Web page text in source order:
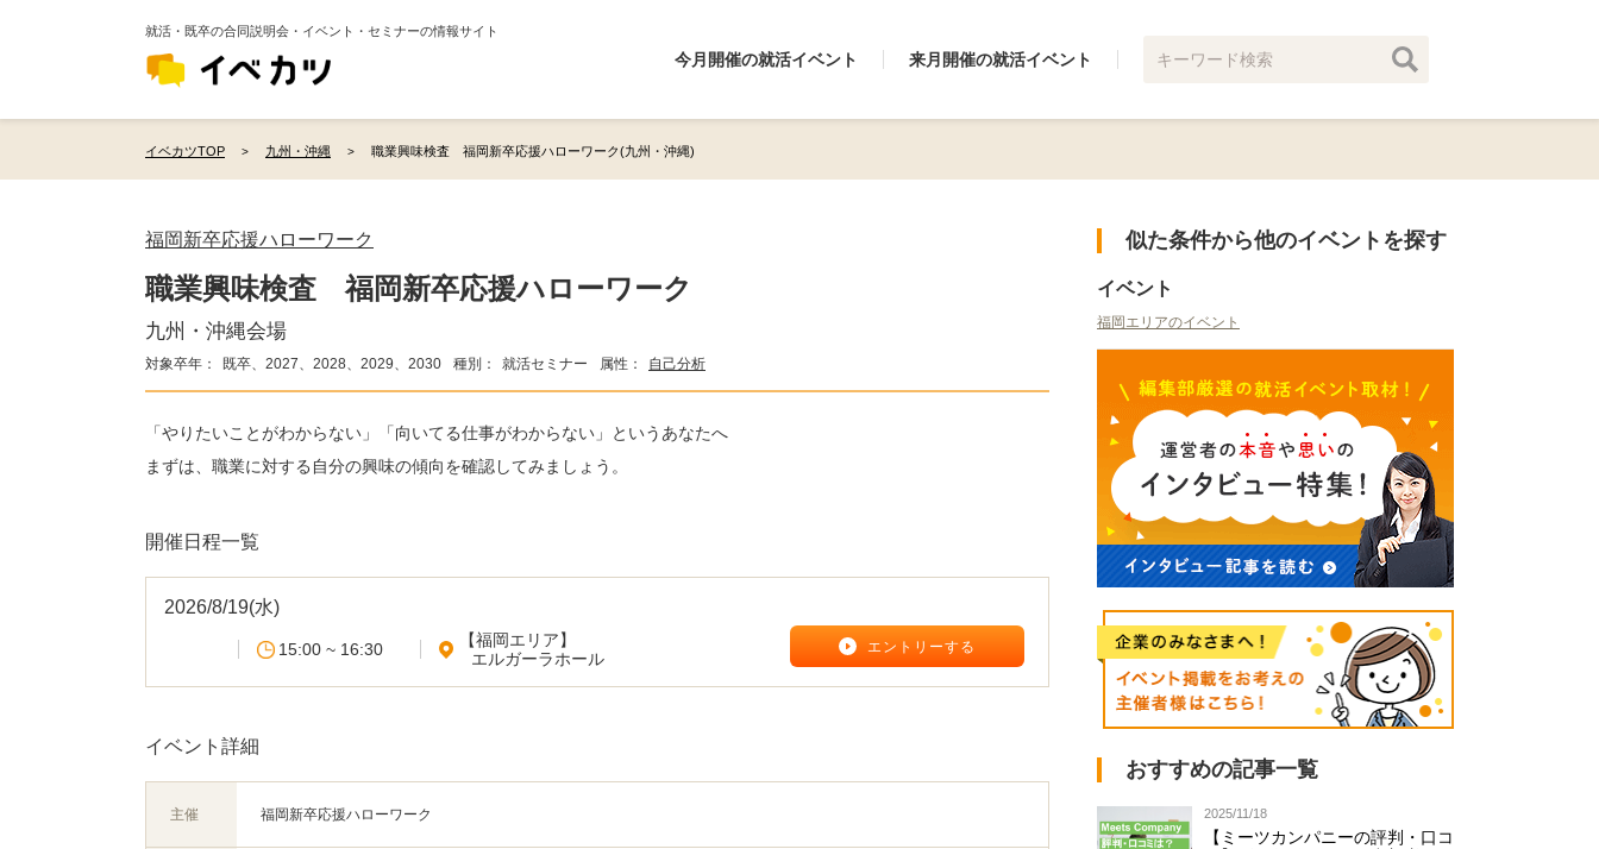
就活・既卒の合同説明会・イベント・セミナーの情報サイト
今月開催の就活イベント 来月開催の就活イベント
イベカツTOP 九州・沖縄 職業興味検査 福岡新卒応援ハローワーク(九州・沖縄)
福岡新卒応援ハローワーク
職業興味検査 福岡新卒応援ハローワーク
九州・沖縄会場
対象卒年： 既卒、2027、2028、2029、2030 種別： 就活セミナー 属性： 自己分析
「やりたいことがわからない」「向いてる仕事がわからない」というあなたへ
まずは、職業に対する自分の興味の傾向を確認してみましょう。
開催日程一覧
2026/8/19(水)
15:00 ~ 16:30
【福岡エリア】
エルガーラホール
エントリーする
イベント詳細
主催 福岡新卒応援ハローワーク
似た条件から他のイベントを探す
イベント
福岡エリアのイベント
おすすめの記事一覧
2025/11/18
【ミーツカンパニーの評判・口コ